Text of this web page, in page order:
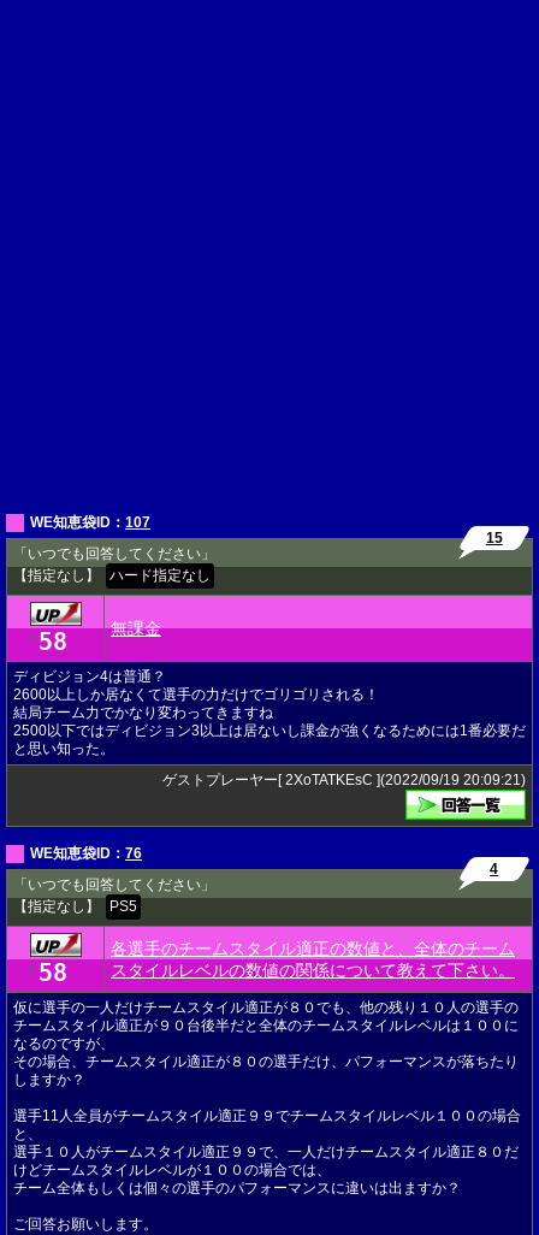
WE知恵袋ID： 107
「いつでも回答してください」
【指定なし】
ハード指定なし
15
★ 58 無課金
ディビジョン4は普通？
2600以上しか居なくて選手の力だけでゴリゴリされる！
結局チーム力でかなり変わってきますね
2500以下ではディビジョン3以上は居ないし課金が強くなるためには1番必要だ
と思い知った。
ゲストプレーヤー[ 2XoTATKEsC ](2022/09/19 20:09:21)
WE知恵袋ID： 76
「いつでも回答してください」
【指定なし】
PS5
4
★ 58
各選手のチームスタイル適正の数値と、全体のチーム
スタイルレベルの数値の関係について教えて下さい。
仮に選手の一人だけチームスタイル適正が８０でも、他の残り１０人の選手の
チームスタイル適正が９０台後半だと全体のチームスタイルレベルは１００に
なるのですが、
その場合、チームスタイル適正が８０の選手だけ、パフォーマンスが落ちたり
しますか？
選手11人全員がチームスタイル適正９９でチームスタイルレベル１００の場合
と、
選手１０人がチームスタイル適正９９で、一人だけチームスタイル適正８０だ
けどチームスタイルレベルが１００の場合では、
チーム全体もしくは個々の選手のパフォーマンスに違いは出ますか？
ご回答お願いします。